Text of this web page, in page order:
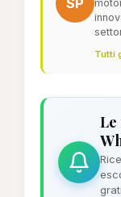
SP
Tutti
Le